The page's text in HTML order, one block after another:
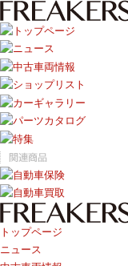
トップページ
ニュース